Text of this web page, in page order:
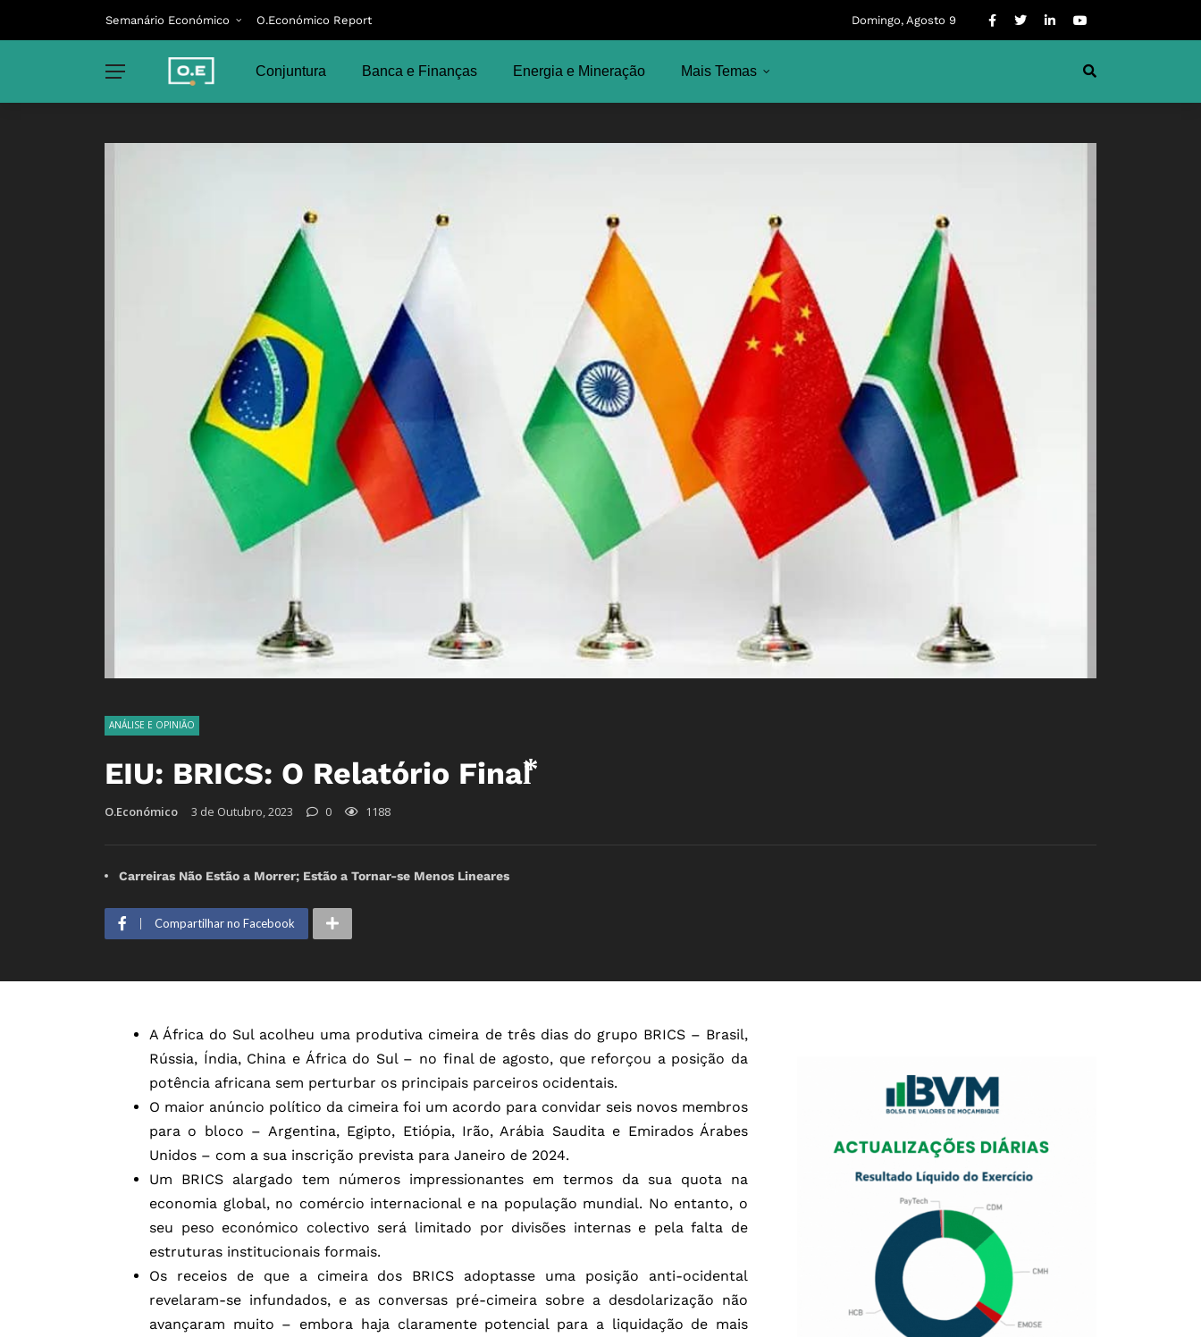
Semanário Económico O.Económico Report Domingo, Agosto 9
Conjuntura Banca e Finanças Energia e Mineração Mais Temas
ANÁLISE E OPINIÃO
EIU: BRICS: O Relatório Final⃰
O.Económico 3 de Outubro, 2023 0 1188
Carreiras Não Estão a Morrer; Estão a Tornar-se Menos Lineares
Compartilhar no Facebook
A África do Sul acolheu uma produtiva cimeira de três dias do grupo BRICS – Brasil,
Rússia, Índia, China e África do Sul – no final de agosto, que reforçou a posição da
potência africana sem perturbar os principais parceiros ocidentais.
O maior anúncio político da cimeira foi um acordo para convidar seis novos membros
para o bloco – Argentina, Egipto, Etiópia, Irão, Arábia Saudita e Emirados Árabes
Unidos – com a sua inscrição prevista para Janeiro de 2024.
Um BRICS alargado tem números impressionantes em termos da sua quota na
economia global, no comércio internacional e na população mundial. No entanto, o
seu peso económico colectivo será limitado por divisões internas e pela falta de
estruturas institucionais formais.
Os receios de que a cimeira dos BRICS adoptasse uma posição anti-ocidental
revelaram-se infundados, e as conversas pré-cimeira sobre a desdolarização não
avançaram muito – embora haja claramente potencial para a liquidação de mais